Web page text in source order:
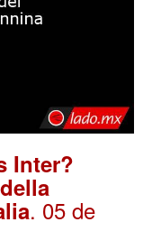
Inter?
. 05 de